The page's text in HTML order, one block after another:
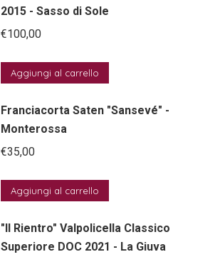
2015 - Sasso di Sole
€100,00
Aggiungi al carrello
Franciacorta Saten "Sansevé" -
Monterossa
€35,00
Aggiungi al carrello
"Il Rientro" Valpolicella Classico
Superiore DOC 2021 - La Giuva